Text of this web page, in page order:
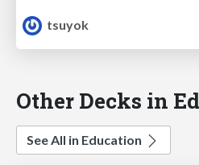
tsuyok
Other Decks in
See All in Education